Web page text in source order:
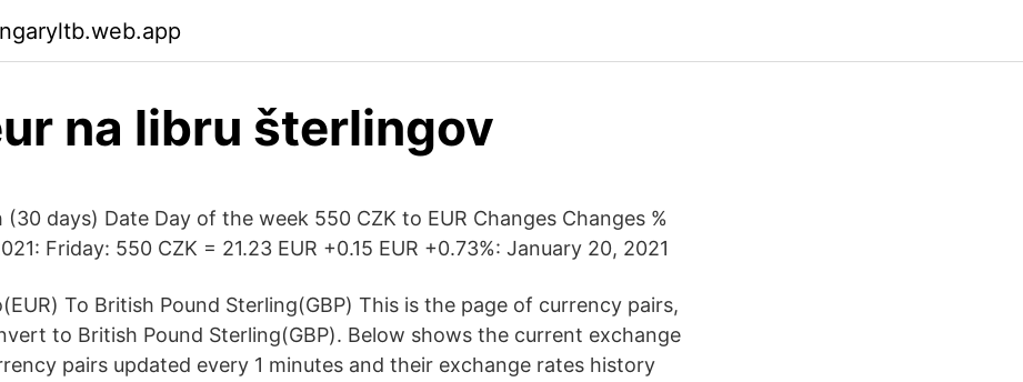
na libru šterlingov
days) Date Day of the week 550 CZK to EUR Changes Changes %
Friday: 550 CZK = 21.23 EUR +0.15 EUR +0.73%: January 20, 2021
To British Pound Sterling(GBP) This is the page of currency pairs,
to British Pound Sterling(GBP). Below shows the current exchange
pairs updated every 1 minutes and their exchange rates history